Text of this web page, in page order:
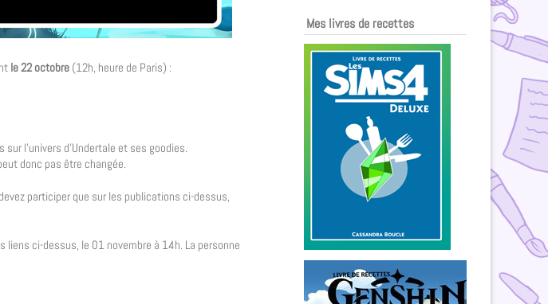
le 22 octobre (12h, heure de Paris) :
l’univers d’Undertale et ses goodies.
donc pas être changée.
participer que sur les publications ci-dessus,
liens ci-dessus, le 01 novembre à 14h. La personne
Mes livres de recettes